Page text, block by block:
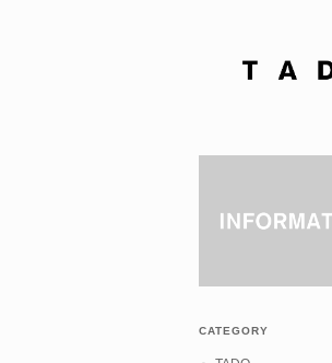
CATEGORY